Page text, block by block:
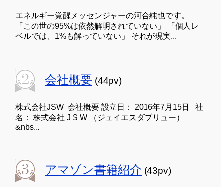
エネルギー覚醒メッセンジャーの河合純也です。
「この世の95%は依然解明されていない」 「個人レ
ベルでは、1%も解っていない」 それが現実...
会社概要 (44pv)
株式会社JSW 会社概要 設立日： 2016年7月15日 社
名： 株式会社 J S W （ジェイエスダブリュー）
&nbs...
アマゾン書籍紹介 (43pv)